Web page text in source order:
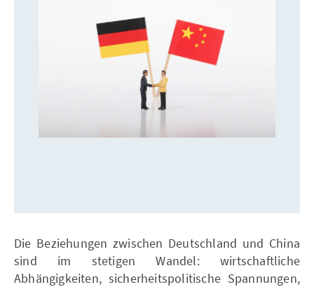
Die Beziehungen zwischen Deutschland und China
sind im stetigen Wandel: wirtschaftliche
Abhängigkeiten, sicherheitspolitische Spannungen,